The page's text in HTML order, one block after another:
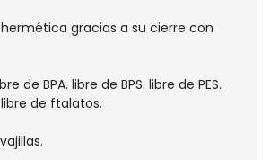
gracias a su cierre con
de BPA. libre de BPS. libre de PES.
libre de ftalatos.